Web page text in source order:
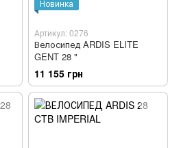
Новинка
Артикул: 0276
Велосипед ARDIS ELITE
GENT 28 "
11 155 грн